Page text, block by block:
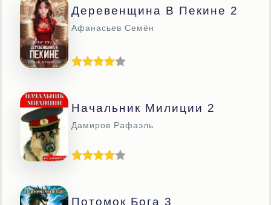
Деревенщина В Пекине 2
Афанасьев Семён
Начальник Милиции 2
Дамиров Рафаэль
Потомок Бога 3